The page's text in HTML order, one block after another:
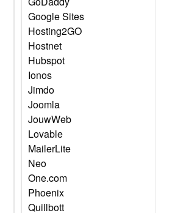
Google Sites
Hosting2GO
Hostnet
Hubspot
Ionos
Jimdo
Joomla
JouwWeb
Lovable
MailerLite
Neo
One.com
Phoenix
Quillbott